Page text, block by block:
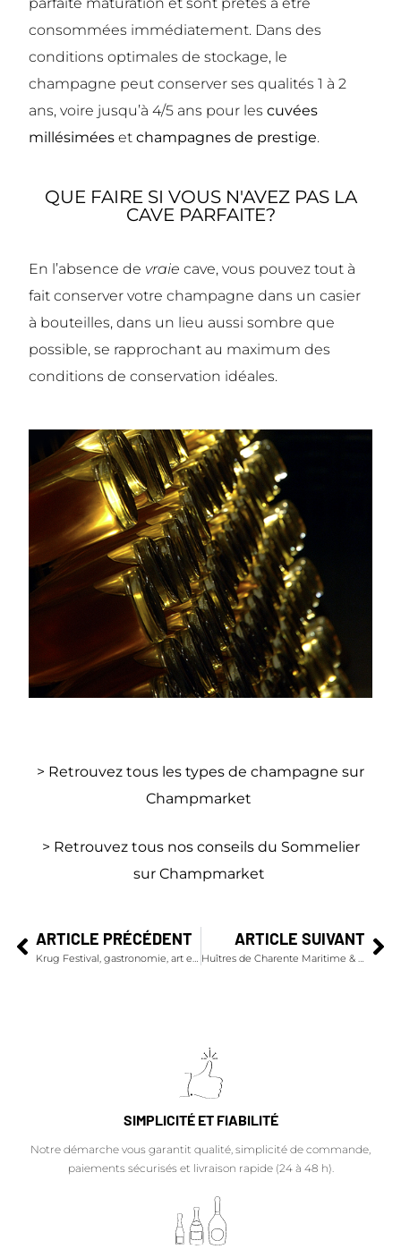
consommées immédiatement. Dans des
conditions optimales de stockage, le
champagne peut conserver ses qualités 1 à 2
ans, voire jusqu’à 4/5 ans pour lescuvées
millésimées etchampagnes de prestige.
QUE FAIRE SI VOUS N'AVEZ PAS LA
CAVE PARFAITE?
En l’absence de vraie cave, vous pouvez tout à
fait conserver votre champagne dans un casier
à bouteilles, dans un lieu aussi sombre que
possible, se rapprochant au maximum des
conditions de conservation idéales.
> Retrouvez tous les types de champagne sur
Champmarket
> Retrouvez tous nos conseils du Sommelier
sur Champmarket
ARTICLE PRÉCÉDENT
Krug Festival, gastronomie, art et musique : des accords singuliers
ARTICLE SUIVANT
Huîtres de Charente Maritime & champagne, perles de l'apéritif
SIMPLICITÉ ET FIABILITÉ
Notre démarche vous garantit qualité, simplicité de commande,
paiements sécurisés et livraison rapide (24 à 48 h).